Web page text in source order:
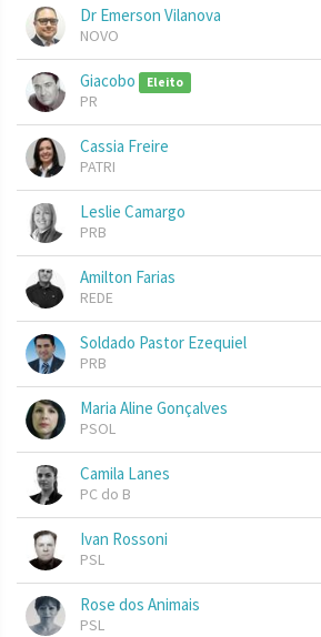
Dr Emerson Vilanova
NOVO
Giacobo Eleito
PR
Cassia Freire
PATRI
Leslie Camargo
PRB
Amilton Farias
REDE
Soldado Pastor Ezequiel
PRB
Maria Aline Gonçalves
PSOL
Camila Lanes
PC do B
Ivan Rossoni
PSL
Rose dos Animais
PSL